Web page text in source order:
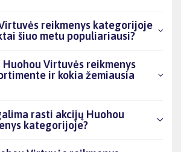
reikmenys kategorijoje
šiuo metu populiariausi?
Virtuvės reikmenys
ir kokia žemiausia
rasti akcijų Huohou
kategorijoje?